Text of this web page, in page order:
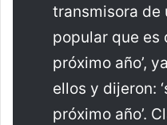
transmisora de
popular que es
próximo año’,
ellos y dijeron:
próximo año’.